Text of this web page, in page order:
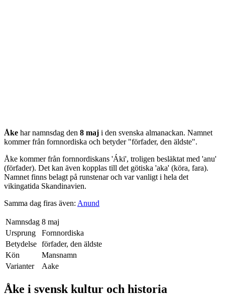
Åke har namnsdag den 8 maj i den svenska almanackan. Namnet
kommer från fornnordiska och betyder "förfader, den äldste".
Åke kommer från fornnordiskans 'Áki', troligen besläktat med 'anu'
(förfader). Det kan även kopplas till det götiska 'aka' (köra, fara).
Namnet finns belagt på runstenar och var vanligt i hela det
vikingatida Skandinavien.
Samma dag firas även: Anund
Namnsdag 8 maj
Ursprung
Fornnordiska
Betydelse förfader, den äldste
Kön
Mansnamn
Varianter
Aake
Åke i svensk kultur och historia